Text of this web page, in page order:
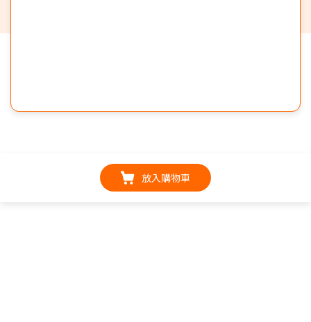
放入購物車